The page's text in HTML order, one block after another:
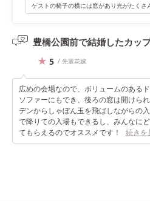
豊橋公園前で結婚したカッ
5 / 先輩花嫁
広めの会場なので、ボリュームのある
ソファーにもでき、後ろの窓は開けら
デンからしゃぼん玉を飛ばしながらの
で降りての入場もできるし、みんなに
てもらえるのでオススメです！
続きを